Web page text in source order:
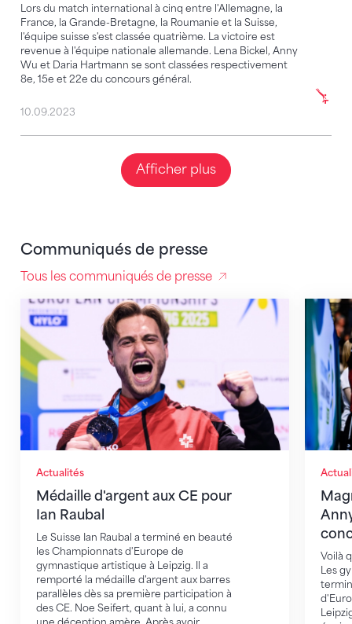
Lors du match international à cinq entre l'Allemagne, la
France, la Grande-Bretagne, la Roumanie et la Suisse,
l'équipe suisse s'est classée quatrième. La victoire est
revenue à l'équipe nationale allemande. Lena Bickel, Anny
Wu et Daria Hartmann se sont classées respectivement
8e, 15e et 22e du concours général.
10.09.2023
Afficher plus
Communiqués de presse
Tous les communiqués de presse
Actualités
Médaille d'argent aux CE pour
Ian Raubal
Le Suisse Ian Raubal a terminé en beauté
les Championnats d'Europe de
gymnastique artistique à Leipzig. Il a
remporté la médaille d'argent aux barres
parallèles dès sa première participation à
des CE. Noe Seifert, quant à lui, a connu
Médaille d'argent aux CE pour Ian Raubal
Voilà
Les